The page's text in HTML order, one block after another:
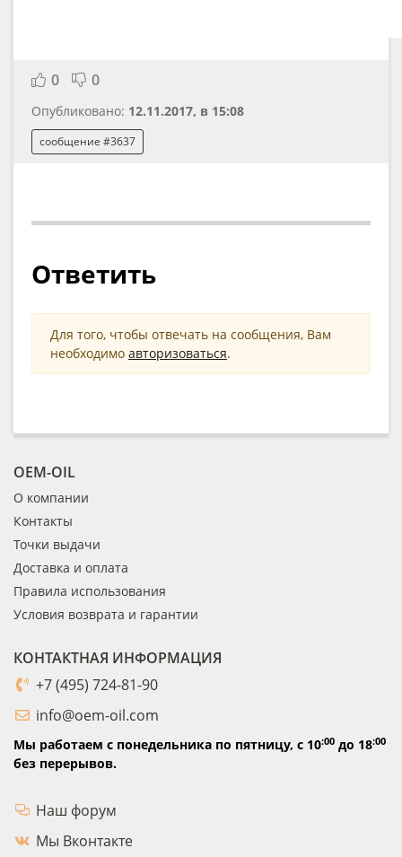
0 0
Опубликовано: 12.11.2017, в 15:08
сообщение #3637
Ответить
Для того, чтобы отвечать на сообщения, Вам
необходимо авторизоваться.
OEM-OIL
О компании
Контакты
Точки выдачи
Доставка и оплата
Правила использования
Условия возврата и гарантии
КОНТАКТНАЯ ИНФОРМАЦИЯ
+7 (495) 724-81-90
info@oem-oil.com
Мы работаем с понедельника по пятницу, с 10:00 до 18:00
без перерывов.
Наш форум
Мы Вконтакте